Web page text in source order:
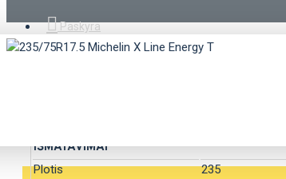
Paskyra
IŠMATAVIMAI
Plotis
235